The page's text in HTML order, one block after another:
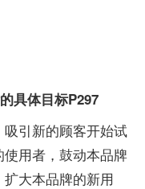
具体目标P297
引新的顾客开始试
用者，鼓动本品牌
大本品牌的新用